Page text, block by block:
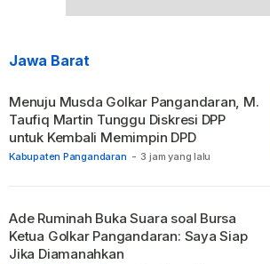
Jawa Barat
Kabupaten Pangandaran - 3 jam yang lalu
Menuju Musda Golkar Pangandaran, M.
Taufiq Martin Tunggu Diskresi DPP
untuk Kembali Memimpin DPD
Ade Ruminah Buka Suara soal Bursa
Ketua Golkar Pangandaran: Saya Siap
Jika Diamanahkan